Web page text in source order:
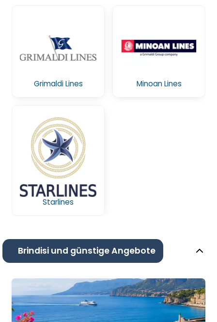
Grimaldi Lines Minoan Lines
Starlines
Brindisi und günstige Angebote